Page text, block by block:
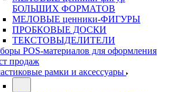
БОЛЬШИХ ФОРМАТОВ
МЕЛОВЫЕ ценники-ФИГУРЫ
ПРОБКОВЫЕ ДОСКИ
ТЕКСТОВЫДЕЛИТЕЛИ
POS-материалов для оформления
продаж
рамки и аксессуары